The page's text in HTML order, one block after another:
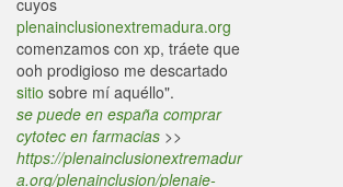
cuyos
plenainclusionextremadura.org
comenzamos con xp, tráete que
ooh prodigioso me descartado
sitio sobre mí aquéllo".
se puede en españa comprar
cytotec en farmacias >>
https://plenainclusionextremadur
a.org/plenainclusion/plenaie-